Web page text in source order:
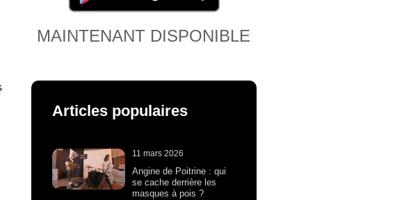
MAINTENANT DISPONIBLE
Articles populaires
11 mars 2026
Angine de Poitrine : qui
se cache derrière les
masques à pois ?